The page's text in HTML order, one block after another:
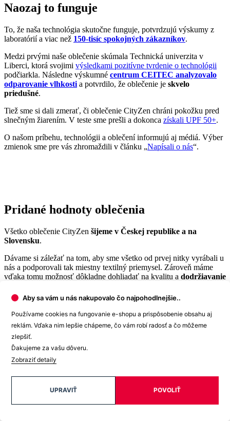
Naozaj to funguje
To, že naša technológia skutočne funguje, potvrdzujú výskumy z
laboratórií a viac než 150-tisíc spokojných zákazníkov.
Medzi prvými naše oblečenie skúmala Technická univerzita v
Liberci, ktorá svojimi výsledkami pozitívne tvrdenie o technológii
podčiarkla. Následne výskumné centrum CEITEC analyzovalo
odparovanie vlhkosti a potvrdilo, že oblečenie je skvelo
priedušné.
Tiež sme si dali zmerať, či oblečenie CityZen chráni pokožku pred
slnečným žiarením. V teste sme prešli a dokonca získali UPF 50+.
O našom príbehu, technológii a oblečení informujú aj médiá. Výber
zmienok sme pre vás zhromaždili v článku „Napísali o nás“.
Pridané hodnoty oblečenia
Všetko oblečenie CityZen šijeme v Českej republike a na
Slovensku.
Dávame si záležať na tom, aby sme všetko od prvej nitky vyrábali u
nás a podporovali tak miestny textilný priemysel. Zároveň máme
vďaka tomu možnosť dôkladne dohliadať na kvalitu a dodržiavanie
Máme radi prírodu a uvedomujeme si, aký vplyv na ňu má textilný
priemysel, preto ju chceme podporovať a dávať jej možnosť dýchať.
Naše oblečenie má certifikát OEKO-TEX Standard 100
maximálne bezpečné na každodenné nosenie.
Súčasne sme spojili sily s
všetci osvojíme triky, ako sa šetrne starať o oblečenie, predĺžiť jeho
životnosť a uľaviť životnému prostrediu
.Všetko o výrobe sa dozviete na stránke
.
Aby sa vám u nás nakupovalo čo najpohodlnejšie..
Používame cookies na fungovanie e-shopu a prispôsobenie obsahu aj
reklám. Vďaka nim lepšie chápeme, čo vám robí radosť a čo môžeme
zlepšiť.
Ďakujeme za vašu dôveru.
Zobraziť detaily
POVOLIŤ
UPRAVIŤ